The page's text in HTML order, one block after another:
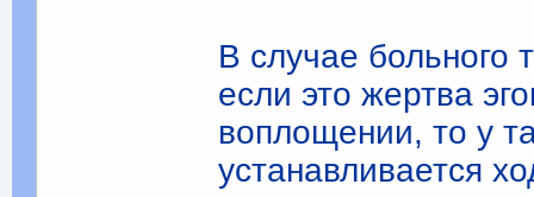
В случае больного
если это жертва
воплощении, то у
устанавливается